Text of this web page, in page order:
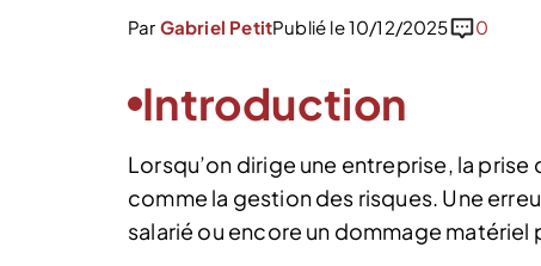
Par Gabriel PetitPublié le 10/12/2025 0
Introduction
Lorsqu’on dirige une entreprise, la
comme la gestion des risques. Une
salarié ou encore un dommage